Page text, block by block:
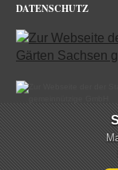
DATENSCHUTZ
Schloss & Park